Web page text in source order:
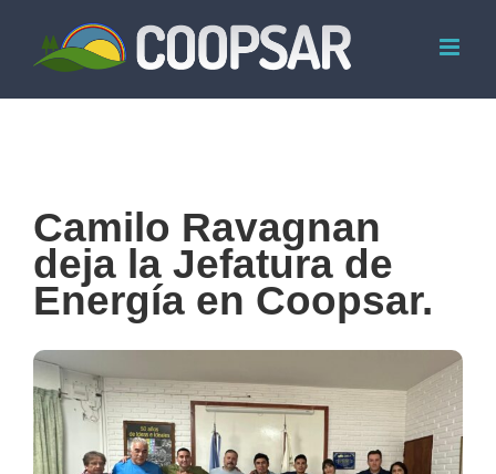
content
Camilo Ravagnan
deja la Jefatura de
Energía en Coopsar.